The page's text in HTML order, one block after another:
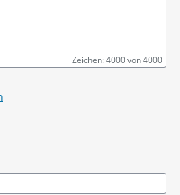
Zeichen: 4000 von 4000